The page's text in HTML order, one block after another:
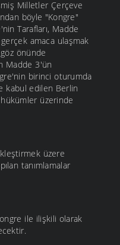
Milletler Çerçeve
böyle "Kongre"
Tarafları, Madde
amaca ulaşmak
önünde
Madde 3'ün
birinci oturumda
kabul edilen Berlin
hükümler üzerinde
üzere
tanımlamalar
ile ilişkili olarak